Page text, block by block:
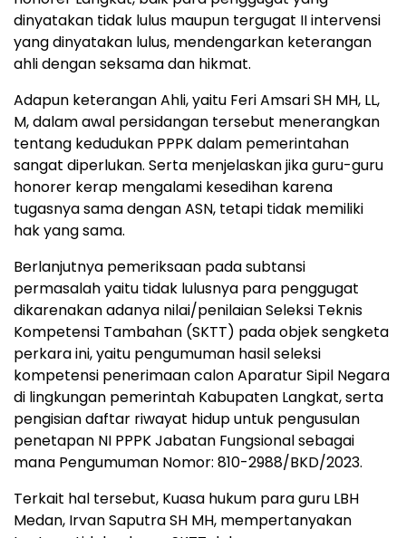
dinyatakan tidak lulus maupun tergugat II intervensi
yang dinyatakan lulus, mendengarkan keterangan
ahli dengan seksama dan hikmat.
Adapun keterangan Ahli, yaitu Feri Amsari SH MH, LL,
M, dalam awal persidangan tersebut menerangkan
tentang kedudukan PPPK dalam pemerintahan
sangat diperlukan. Serta menjelaskan jika guru-guru
honorer kerap mengalami kesedihan karena
tugasnya sama dengan ASN, tetapi tidak memiliki
hak yang sama.
Berlanjutnya pemeriksaan pada subtansi
permasalah yaitu tidak lulusnya para penggugat
dikarenakan adanya nilai/penilaian Seleksi Teknis
Kompetensi Tambahan (SKTT) pada objek sengketa
perkara ini, yaitu pengumuman hasil seleksi
kompetensi penerimaan calon Aparatur Sipil Negara
di lingkungan pemerintah Kabupaten Langkat, serta
pengisian daftar riwayat hidup untuk pengusulan
penetapan NI PPPK Jabatan Fungsional sebagai
mana Pengumuman Nomor: 810-2988/BKD/2023.
Terkait hal tersebut, Kuasa hukum para guru LBH
Medan, Irvan Saputra SH MH, mempertanyakan